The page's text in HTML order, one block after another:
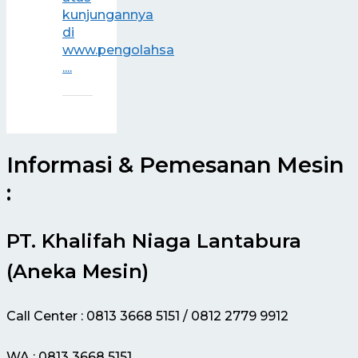
kunjungannya
di
www.pengolahsa
....
Informasi & Pemesanan Mesin
:
PT. Khalifah Niaga Lantabura
(Aneka Mesin)
Call Center : 0813 3668 5151 / 0812 2779 9912